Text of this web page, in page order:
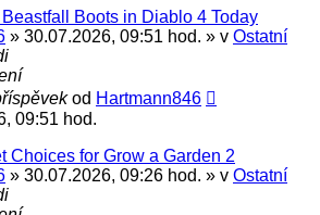
Boots in Diablo 4 Today
» 30.07.2026, 09:51 hod. » v Ostatní
od Hartmann846
09:51 hod.
Choices for Grow a Garden 2
» 30.07.2026, 09:26 hod. » v Ostatní